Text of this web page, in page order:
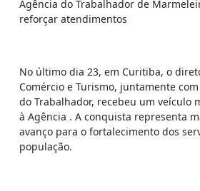
Agência do Trabalhador de
reforçar atendimentos
No último dia 23, em Curitiba, o
Comércio e Turismo, juntamente
do Trabalhador, recebeu um veículo
à Agência . A conquista representa
avanço para o fortalecimento dos
população.